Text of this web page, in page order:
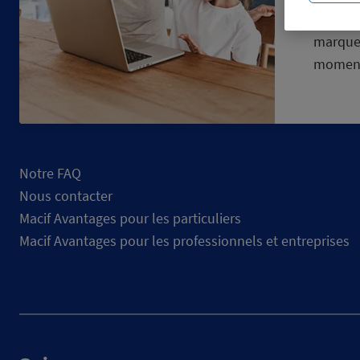
Notre FAQ
Nous contacter
Macif Avantages pour les particuliers
Macif Avantages pour les professionnels et entreprises